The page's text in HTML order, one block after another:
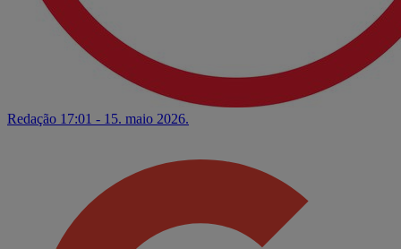
Redação 17:01 - 15. maio 2026.